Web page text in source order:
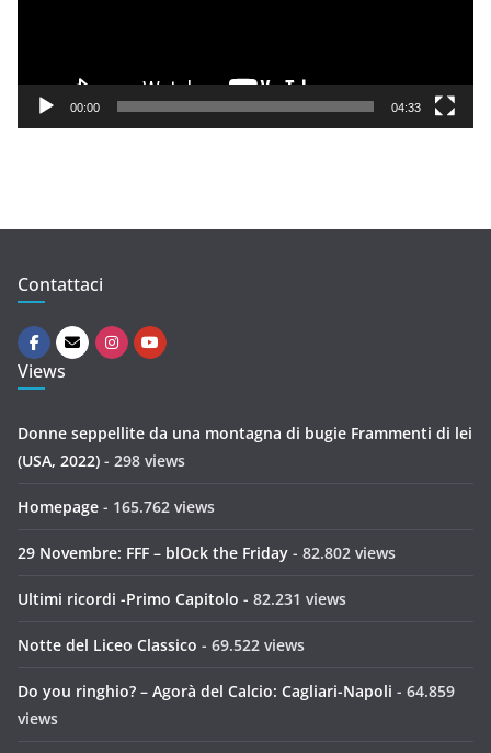
e
00:00 04:33
Contattaci
Views
Donne seppellite da una montagna di bugie Frammenti di lei
(USA, 2022) - 298 views
Homepage - 165.762 views
29 Novembre: FFF – blOck the Friday - 82.802 views
Ultimi ricordi -Primo Capitolo - 82.231 views
Notte del Liceo Classico - 69.522 views
Do you ringhio? – Agorà del Calcio: Cagliari-Napoli - 64.859
views